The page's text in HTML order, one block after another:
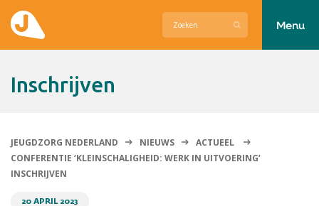
Hier zetten wij ons voor in
Contact
Menu
inschrijven
JEUGDZORG NEDERLAND NIEUWS
ACTUEEL
CONFERENTIE ‘KLEINSCHALIGHEID: WERK IN UITVOERING’
INSCHRIJVEN
20 APRIL 2023